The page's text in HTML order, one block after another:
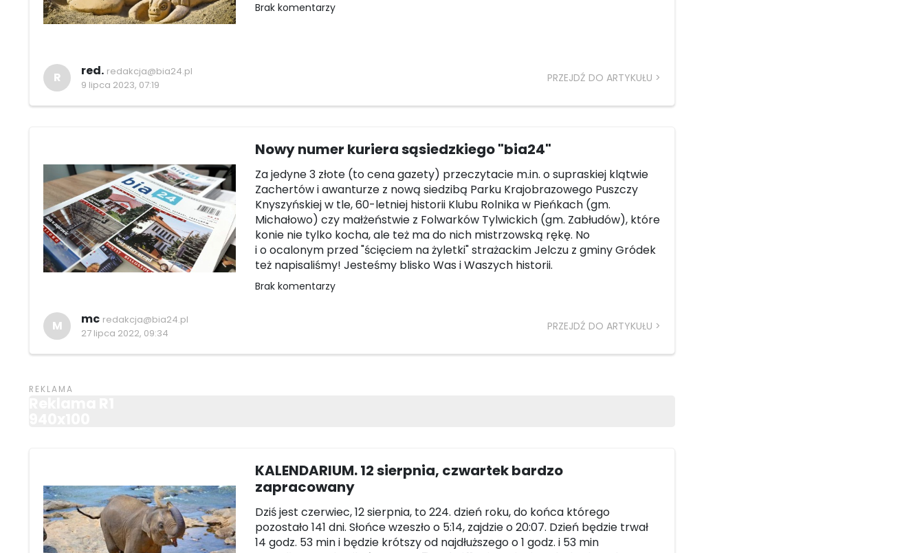
Brak komentarzy
R red. redakcja@bia24.pl
9 lipca 2023, 07:19
PRZEJDŹ DO ARTYKUŁU
Nowy numer kuriera sąsiedzkiego "bia24"
Za jedyne 3 złote (to cena gazety) przeczytacie m.in. o supraskiej klątwie
Zachertów i awanturze z nową siedzibą Parku Krajobrazowego Puszczy
Knyszyńskiej w tle, 60-letniej historii Klubu Rolnika w Pieńkach (gm.
Michałowo) czy małżeństwie z Folwarków Tylwickich (gm. Zabłudów), które
konie nie tylko kocha, ale też ma do nich mistrzowską rękę. No
i o ocalonym przed "ścięciem na żyletki" strażackim Jelczu z gminy Gródek
też napisaliśmy! Jesteśmy blisko Was i Waszych historii.
Brak komentarzy
M mc redakcja@bia24.pl
27 lipca 2022, 09:34
PRZEJDŹ DO ARTYKUŁU
KALENDARIUM. 12 sierpnia, czwartek bardzo
zapracowany
Dziś jest czerwiec, 12 sierpnia, to 224. dzień roku, do końca którego
pozostało 141 dni. Słońce wzeszło o 5:14, zajdzie o 20:07. Dzień będzie trwał
14 godz. 53 min i będzie krótszy od najdłuższego o 1 godz. i 53 min